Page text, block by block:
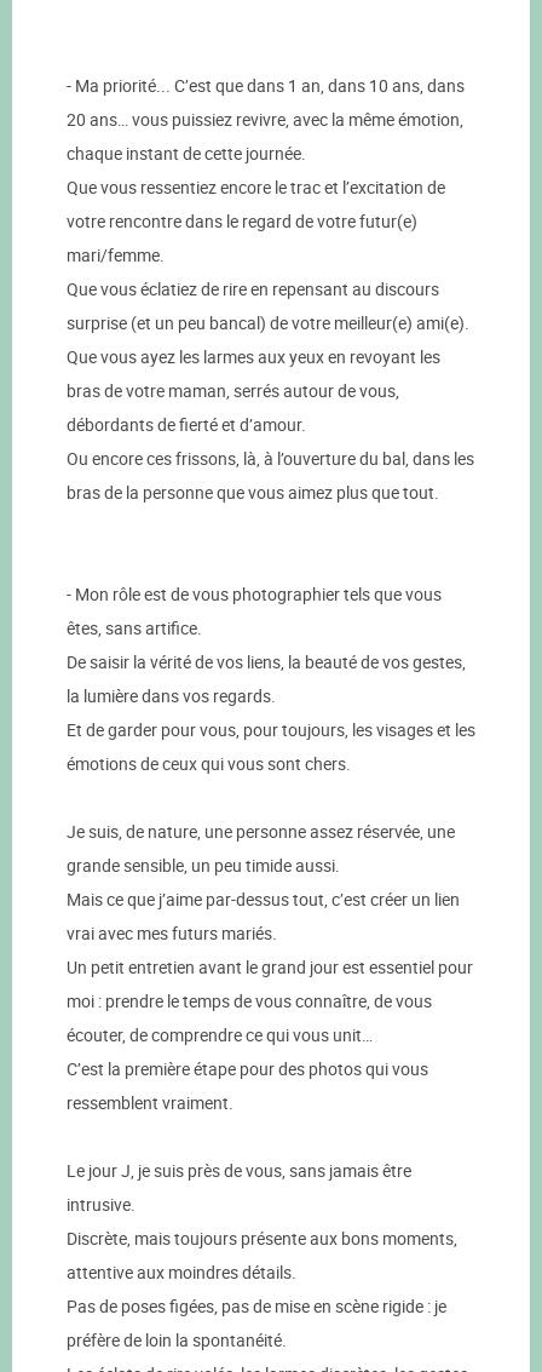
- Ma priorité... C’est que dans 1 an, dans 10 ans, dans
20 ans… vous puissiez revivre, avec la même émotion,
chaque instant de cette journée.
Que vous ressentiez encore le trac et l’excitation de
votre rencontre dans le regard de votre futur(e)
mari/femme.
Que vous éclatiez de rire en repensant au discours
surprise (et un peu bancal) de votre meilleur(e) ami(e).
Que vous ayez les larmes aux yeux en revoyant les
bras de votre maman, serrés autour de vous,
débordants de fierté et d’amour.
Ou encore ces frissons, là, à l’ouverture du bal, dans les
bras de la personne que vous aimez plus que tout.
- Mon rôle est de vous photographier tels que vous
êtes, sans artifice.
De saisir la vérité de vos liens, la beauté de vos gestes,
la lumière dans vos regards.
Et de garder pour vous, pour toujours, les visages et les
émotions de ceux qui vous sont chers.
Je suis, de nature, une personne assez réservée, une
grande sensible, un peu timide aussi.
Mais ce que j’aime par-dessus tout, c’est créer un lien
vrai avec mes futurs mariés.
Un petit entretien avant le grand jour est essentiel pour
moi : prendre le temps de vous connaître, de vous
écouter, de comprendre ce qui vous unit…
C’est la première étape pour des photos qui vous
ressemblent vraiment.
Le jour J, je suis près de vous, sans jamais être
intrusive.
Discrète, mais toujours présente aux bons moments,
attentive aux moindres détails.
Pas de poses figées, pas de mise en scène rigide : je
préfère de loin la spontanéité.